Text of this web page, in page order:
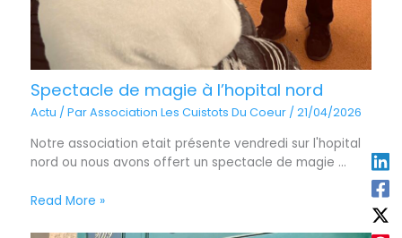
Spectacle de magie à l’hopital nord
Actu / ParAssociation Les Cuistots Du Coeur /21/04/2026
Notre association etait présente vendredi sur l'hopital
nord ou nous avons offert un spectacle de magie ...
Read More »